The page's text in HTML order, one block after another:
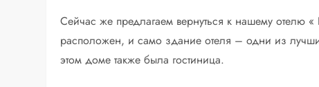
Сейчас же предлагаем вернуться к нашему отелю
расположен, и само здание отеля – одни из
этом доме также была гостиница.